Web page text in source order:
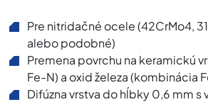
Pre nitridačné ocele (42CrMo4,
alebo podobné)
Premena povrchu na keramickú
Fe-N) a oxid železa (kombinácia
Difúzna vrstva do hĺbky 0,6 mm s